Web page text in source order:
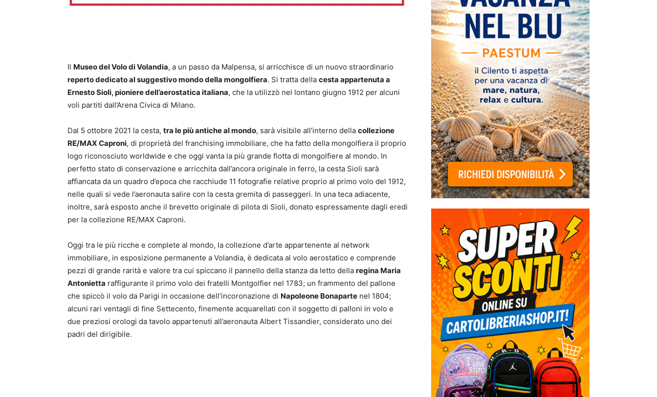
Il Museo del Volo di Volandia, a un passo da Malpensa, si arricchisce di un nuovo straordinario
reperto dedicato al suggestivo mondo della mongolfiera. Si tratta della cesta appartenuta a
Ernesto Sioli, pioniere dell’aerostatica italiana, che la utilizzò nel lontano giugno 1912 per alcuni
voli partiti dall’Arena Civica di Milano.
Dal 5 ottobre 2021 la cesta, tra le più antiche al mondo, sarà visibile all’interno della collezione
RE/MAX Caproni, di proprietà del franchising immobiliare, che ha fatto della mongolfiera il proprio
logo riconosciuto worldwide e che oggi vanta la più grande flotta di mongolfiere al mondo. In
perfetto stato di conservazione e arricchita dall’ancora originale in ferro, la cesta Sioli sarà
affiancata da un quadro d’epoca che racchiude 11 fotografie relative proprio al primo volo del 1912,
nelle quali si vede l’aeronauta salire con la cesta gremita di passeggeri. In una teca adiacente,
inoltre, sarà esposto anche il brevetto originale di pilota di Sioli, donato espressamente dagli eredi
per la collezione RE/MAX Caproni.
Oggi tra le più ricche e complete al mondo, la collezione d’arte appartenente al network
immobiliare, in esposizione permanente a Volandia, è dedicata al volo aerostatico e comprende
pezzi di grande rarità e valore tra cui spiccano il pannello della stanza da letto della regina Maria
Antonietta raffigurante il primo volo dei fratelli Montgolfier nel 1783; un frammento del pallone
che spiccò il volo da Parigi in occasione dell’incoronazione di Napoleone Bonaparte nel 1804;
alcuni rari ventagli di fine Settecento, finemente acquarellati con il soggetto di palloni in volo e
due preziosi orologi da tavolo appartenuti all’aeronauta Albert Tissandier, considerato uno dei
padri del dirigibile.